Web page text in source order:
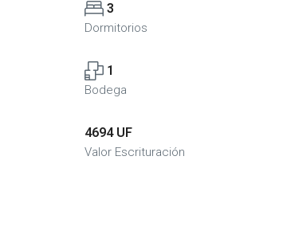
3
Dormitorios
1
Bodega
4694 UF
Valor Escrituración